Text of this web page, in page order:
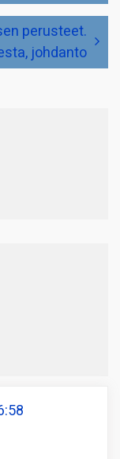
perusteet.
johdanto